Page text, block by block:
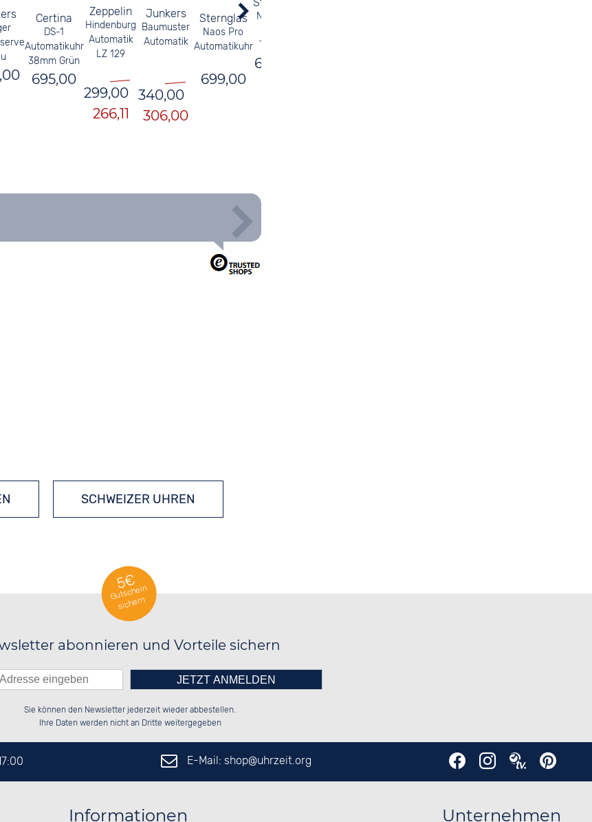
Certina
DS-1
Automatikuhr
38mm Grün
695,00
Zeppelin
Hindenburg
Automatik
LZ 129
299,00
266,11
Junkers
Baumuster
Automatik
340,00
306,00
Sternglas
Naos Pro
Automatikuhr
699,00
Naos Pro
Tuxberg
699,00
SCHWEIZER UHREN
5€
Gutschein
sichern
abonnieren und Vorteile sichern
██████░░░░░░██░░██████░░░░████░░
░░░░██░░░░░░██░░██░░██░░██░░░░░░
das nebenstehende Feld ein.
Sie können den Newsletter jederzeit wieder abbestellen.
Ihre Daten werden nicht an Dritte weitergegeben
E-Mail: shop@uhrzeit.org
Informationen Unternehmen